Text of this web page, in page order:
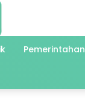
Pemerintahan